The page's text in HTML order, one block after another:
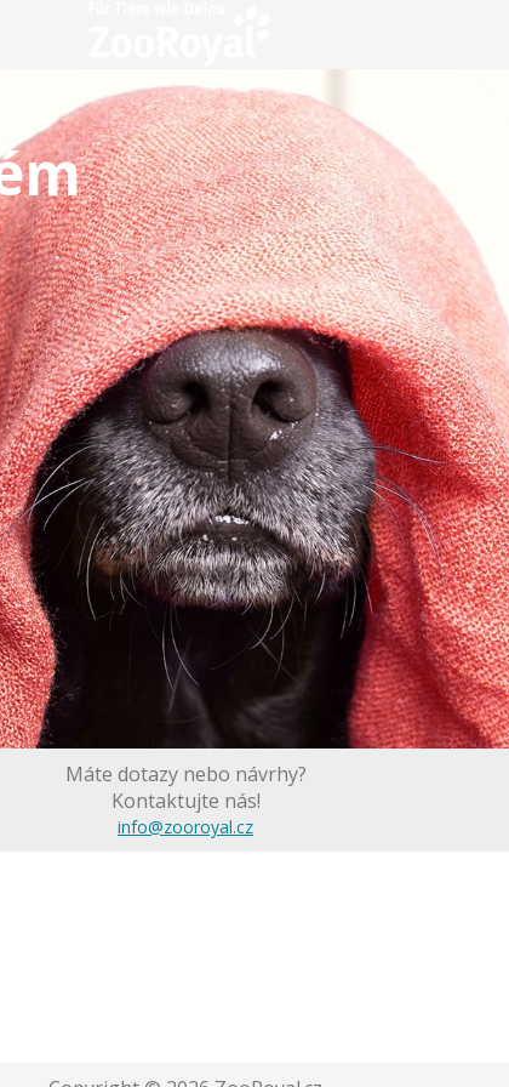
Máte dotazy nebo návrhy?
Kontaktujte nás!
info@zooroyal.cz